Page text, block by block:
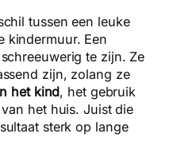
tussen een leuke
kindermuur. Een
te zijn. Ze
zijn, zolang ze
het kind, het gebruik
het huis. Juist die
sterk op lange